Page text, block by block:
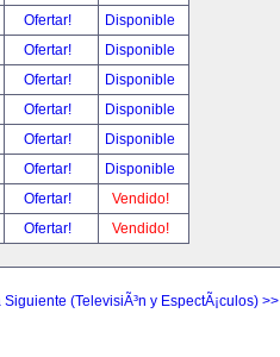
Ofertar!
Disponible
Ofertar!
Disponible
Ofertar!
Disponible
Ofertar!
Disponible
Ofertar!
Disponible
Ofertar!
Disponible
Ofertar!
Vendido!
Ofertar! Vendido!
(TelevisiÃ³n y EspectÃ¡culos) >>